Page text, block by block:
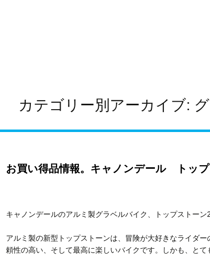
カテゴリー別アーカイブ:
お買い得品情報。キャノンデール トッ
キャノンデールのアルミ製グラベルバイク、トップストーン
アルミ製の新型トップストーンは、冒険が大好きなライダ
頼性の高い、そして最高に楽しいバイクです。しかも、とて